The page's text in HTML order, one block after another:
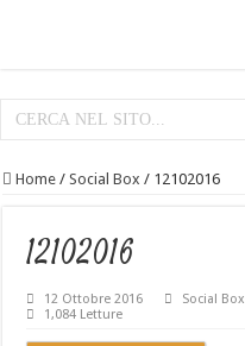
Home / Social Box / 12102016
12102016
12 Ottobre 2016 Social Box
1,084 Letture